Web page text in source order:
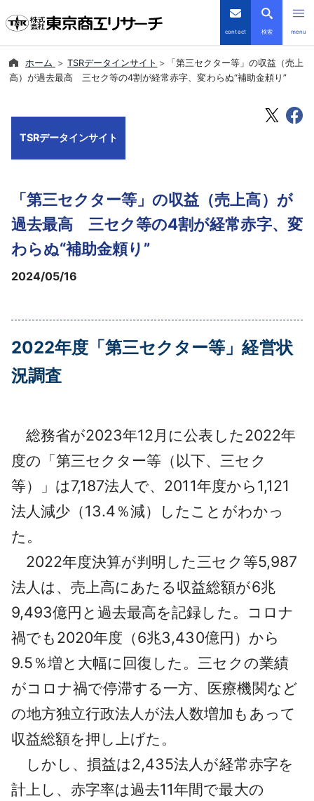
contact 検索 menu
倒産・注目企業情報
会社案内
商品・サービス
ホーム TSRデータインサイト
「第三セクター等」の収益（売上
高）が過去最高 三セク等の4割が経常赤字、変わらぬ“補助金頼り”
TSRデータインサイト
「第三セクター等」の収益（売上高）が
過去最高 三セク等の4割が経常赤字、変
わらぬ“補助金頼り”
2024/05/16
2022年度「第三セクター等」経営状
況調査
総務省が2023年12月に公表した2022年
度の「第三セクター等（以下、三セク
等）」は7,187法人で、2011年度から1,121
法人減少（13.4％減）したことがわかっ
た。
2022年度決算が判明した三セク等5,987
法人は、売上高にあたる収益総額が6兆
9,493億円と過去最高を記録した。コロナ
禍でも2020年度（6兆3,430億円）から
9.5％増と大幅に回復した。三セクの業績
がコロナ禍で停滞する一方、医療機関など
の地方独立行政法人が法人数増加もあって
収益総額を押し上げた。
しかし、損益は2,435法人が経常赤字を
計上し、赤字率は過去11年間で最大の